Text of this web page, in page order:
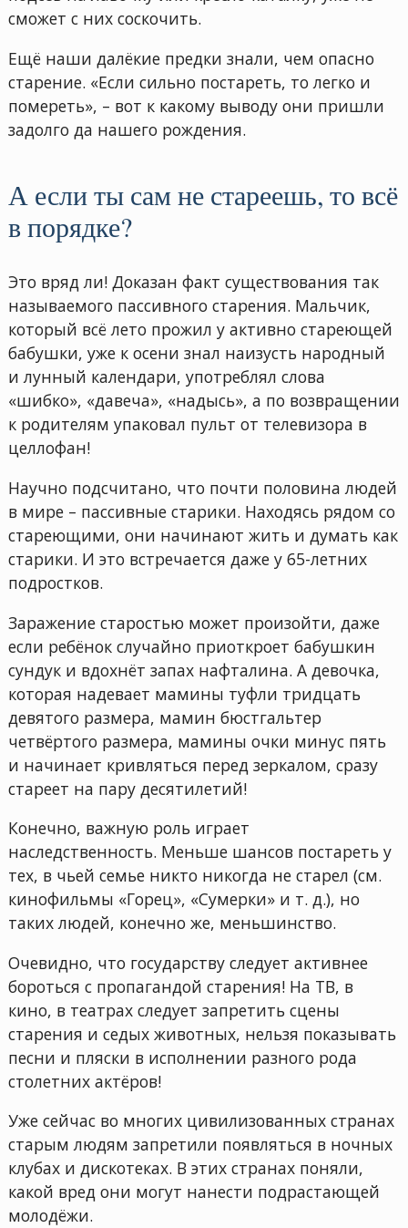
сможет с них соскочить.
Ещё наши далёкие предки знали, чем опасно
старение. «Если сильно постареть, то легко и
помереть», – вот к какому выводу они пришли
задолго да нашего рождения.
А если ты сам не стареешь, то всё
в порядке?
Это вряд ли! Доказан факт существования так
называемого пассивного старения. Мальчик,
который всё лето прожил у активно стареющей
бабушки, уже к осени знал наизусть народный
и лунный календари, употреблял слова
«шибко», «давеча», «надысь», а по возвращении
к родителям упаковал пульт от телевизора в
целлофан!
Научно подсчитано, что почти половина людей
в мире – пассивные старики. Находясь рядом со
стареющими, они начинают жить и думать как
старики. И это встречается даже у 65-летних
подростков.
Заражение старостью может произойти, даже
если ребёнок случайно приоткроет бабушкин
сундук и вдохнёт запах нафталина. А девочка,
которая надевает мамины туфли тридцать
девятого размера, мамин бюстгальтер
четвёртого размера, мамины очки минус пять
и начинает кривляться перед зеркалом, сразу
стареет на пару десятилетий!
Конечно, важную роль играет
наследственность. Меньше шансов постареть у
тех, в чьей семье никто никогда не старел (см.
кинофильмы «Горец», «Сумерки» и т. д.), но
таких людей, конечно же, меньшинство.
Очевидно, что государству следует активнее
бороться с пропагандой старения! На ТВ, в
кино, в театрах следует запретить сцены
старения и седых животных, нельзя показывать
песни и пляски в исполнении разного рода
столетних актёров!
Уже сейчас во многих цивилизованных странах
старым людям запретили появляться в ночных
клубах и дискотеках. В этих странах поняли,
какой вред они могут нанести подрастающей
молодёжи.